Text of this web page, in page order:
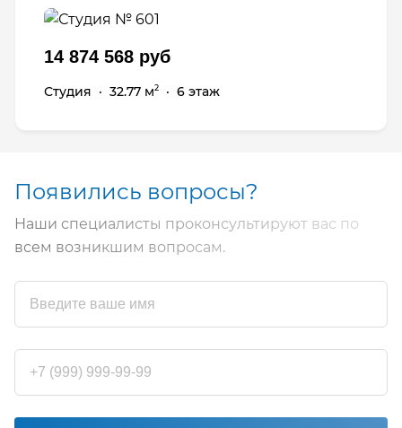
14 874 568 руб
Студия · 32.77 м2 · 6 этаж
Появились вопросы?
Наши специалисты проконсультируют вас по
всем возникшим вопросам.